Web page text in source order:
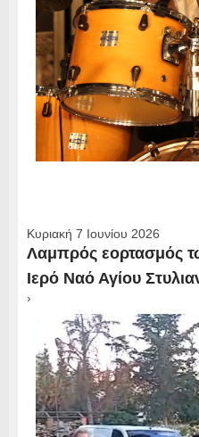
Κυριακή 7 Ιουνίου 2026
Λαμπρός εορτασμός
Ιερό Ναό Αγίου
›